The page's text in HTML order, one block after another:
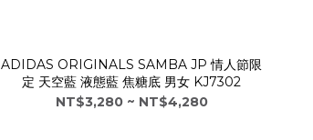
ADIDAS ORIGINALS SAMBA JP 情人節限
定 天空藍 液態藍 焦糖底 男女 KJ7302
NT$3,280 ~ NT$4,280